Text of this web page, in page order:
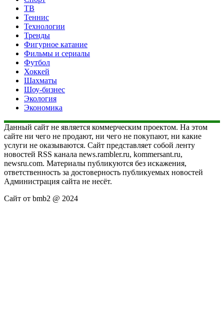
ТВ
Теннис
Технологии
Тренды
Фигурное катание
Фильмы и сериалы
Футбол
Хоккей
Шахматы
Шоу-бизнес
Экология
Экономика
Данный сайт не является коммерческим проектом. На этом
сайте ни чего не продают, ни чего не покупают, ни какие
услуги не оказываются. Сайт представляет собой ленту
новостей RSS канала news.rambler.ru, kommersant.ru,
newsru.com. Материалы публикуются без искажения,
ответственность за достоверность публикуемых новостей
Администрация сайта не несёт.
Сайт от bmb2 @ 2024